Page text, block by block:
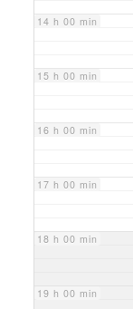
14 h 00 min
15 h 00 min
16 h 00 min
17 h 00 min
18 h 00 min
19 h 00 min